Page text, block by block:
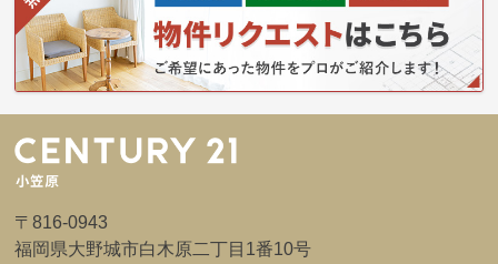
〒816-0943
福岡県大野城市白木原二丁目1番10号